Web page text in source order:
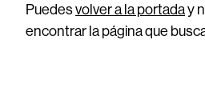
Puedesvolver a la portaday
encontrar la página que